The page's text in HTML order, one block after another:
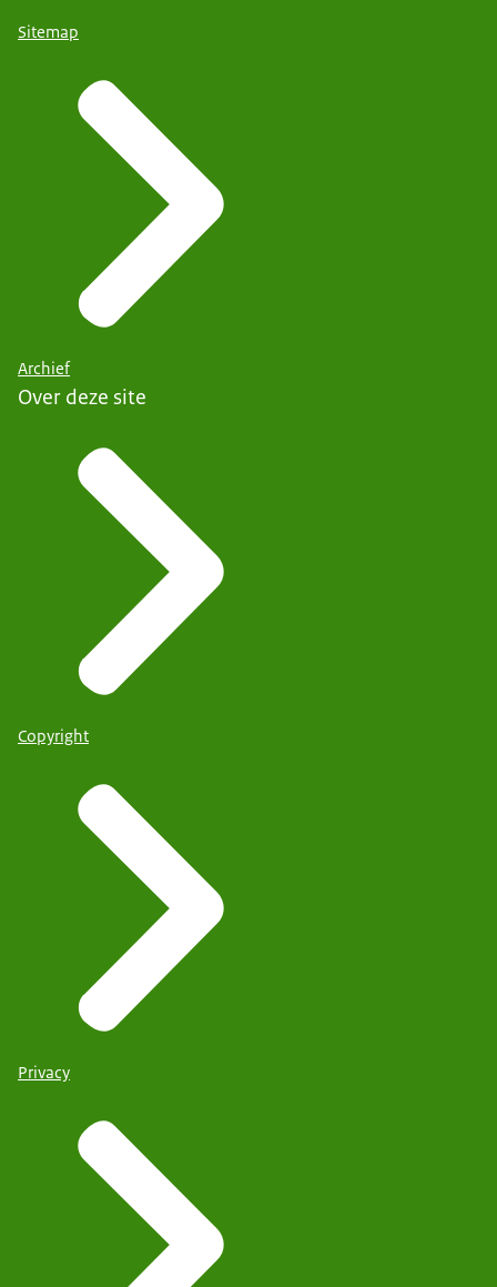
Sitemap
Archief
Over deze site
Copyright
Privacy